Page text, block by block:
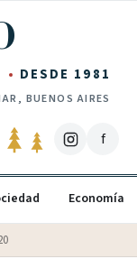
DESDE 1981
BUENOS AIRES
f
Economía